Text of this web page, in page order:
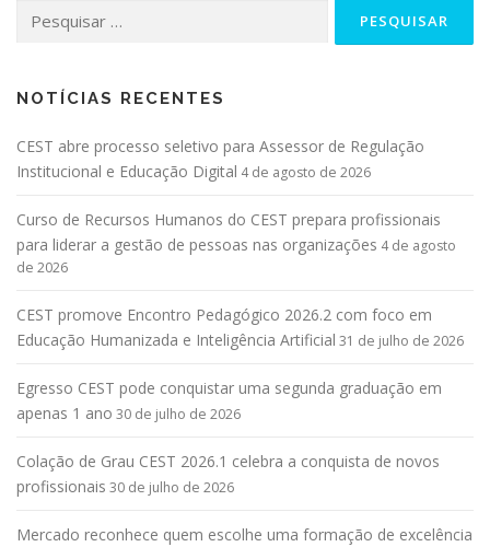
NOTÍCIAS RECENTES
CEST abre processo seletivo para Assessor de Regulação
Institucional e Educação Digital 4 de agosto de 2026
Curso de Recursos Humanos do CEST prepara profissionais
para liderar a gestão de pessoas nas organizações 4 de agosto
de 2026
CEST promove Encontro Pedagógico 2026.2 com foco em
Educação Humanizada e Inteligência Artificial 31 de julho de 2026
Egresso CEST pode conquistar uma segunda graduação em
apenas 1 ano 30 de julho de 2026
Colação de Grau CEST 2026.1 celebra a conquista de novos
profissionais 30 de julho de 2026
Mercado reconhece quem escolhe uma formação de excelência